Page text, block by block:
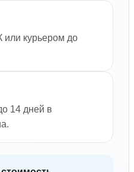
курьером до
14 дней в